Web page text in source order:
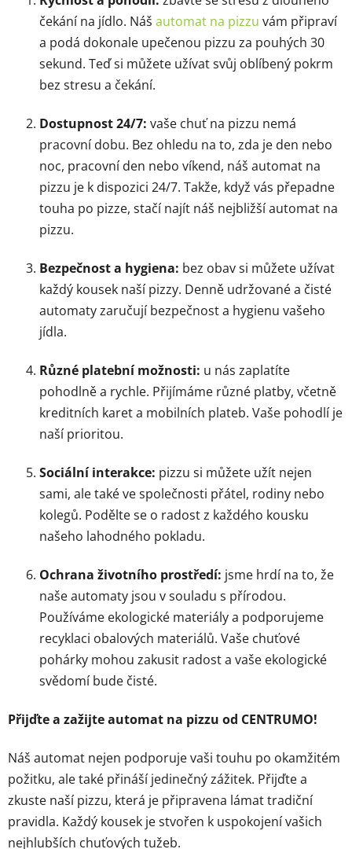
čekání na jídlo. Náš automat na pizzu vám připraví
a podá dokonale upečenou pizzu za pouhých 30
sekund. Teď si můžete užívat svůj oblíbený pokrm
bez stresu a čekání.
Dostupnost 24/7: vaše chuť na pizzu nemá
pracovní dobu. Bez ohledu na to, zda je den nebo
noc, pracovní den nebo víkend, náš automat na
pizzu je k dispozici 24/7. Takže, když vás přepadne
touha po pizze, stačí najít náš nejbližší automat na
pizzu.
Bezpečnost a hygiena: bez obav si můžete užívat
každý kousek naší pizzy. Denně udržované a čisté
automaty zaručují bezpečnost a hygienu vašeho
jídla.
Různé platební možnosti: u nás zaplatíte
pohodlně a rychle. Přijímáme různé platby, včetně
kreditních karet a mobilních plateb. Vaše pohodlí je
naší prioritou.
Sociální interakce: pizzu si můžete užít nejen
sami, ale také ve společnosti přátel, rodiny nebo
kolegů. Podělte se o radost z každého kousku
našeho lahodného pokladu.
Ochrana životního prostředí: jsme hrdí na to, že
naše automaty jsou v souladu s přírodou.
Používáme ekologické materiály a podporujeme
recyklaci obalových materiálů. Vaše chuťové
pohárky mohou zakusit radost a vaše ekologické
svědomí bude čisté.
Přijďte a zažijte automat na pizzu od CENTRUMO!
Náš automat nejen podporuje vaši touhu po okamžitém
požitku, ale také přináší jedinečný zážitek. Přijďte a
zkuste naší pizzu, která je připravena lámat tradiční
pravidla. Každý kousek je stvořen k uspokojení vašich
nejhlubších chuťových tužeb.